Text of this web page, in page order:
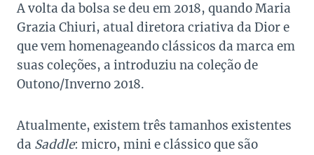
A volta da bolsa se deu em 2018, quandoMaria
Grazia Chiuri, atual diretora criativa da Dior e
que vem homenageando clássicos da marca em
suas coleções, a introduziu na coleção de
Outono/Inverno 2018.
Atualmente, existem três tamanhos existentes
da Saddle: micro, mini e clássico que são